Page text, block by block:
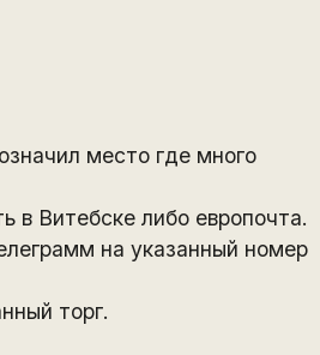
место где много
в Витебске либо европочта.
на указанный номер
торг.